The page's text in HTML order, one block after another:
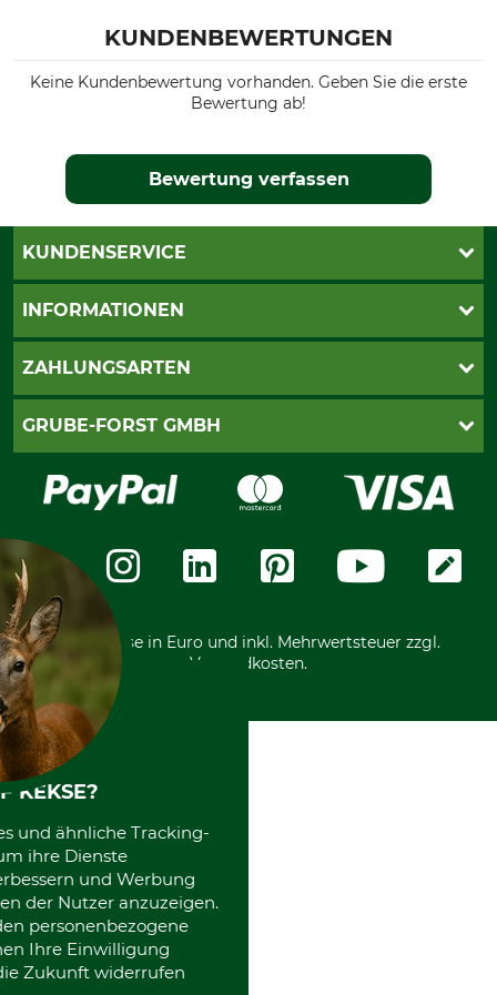
KUNDENBEWERTUNGEN
Keine Kundenbewertung vorhanden. Geben Sie die erste
Bewertung ab!
Bewertung verfassen
KUNDENSERVICE
Katalogbestellung
INFORMATIONEN
AGB
Widerrufsformular
Zahlungsarten
ZAHLUNGSARTEN
PayPal
Rechnung
Vorkasse
GRUBE-FORST GMBH
Karriere
Über uns
Community
International
*Alle Preise in Euro und inkl. Mehrwertsteuer zzgl.
Versandkosten.
KEKSE?
und ähnliche Tracking-
ihre Dienste
und Werbung
der Nutzer anzuzeigen.
personenbezogene
Ihre Einwilligung
Zukunft widerrufen